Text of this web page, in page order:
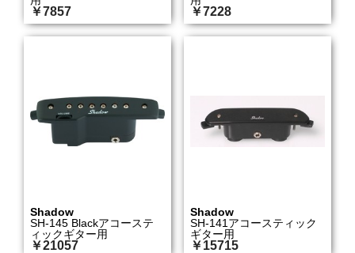
￥7857 ￥7228
Shadow
SH-145 Blackアコーステ
ィックギター用
￥21057
Shadow
SH-141アコースティック
ギター用
￥15715